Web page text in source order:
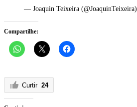
— Joaquin Teixeira (@JoaquinTeixeira)
Compartilhe:
Curtir 24